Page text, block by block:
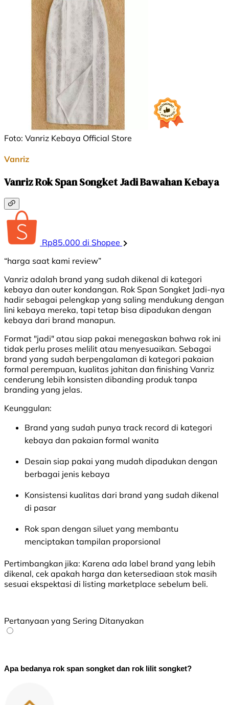
Foto: Vanriz Kebaya Official Store
Vanriz
Vanriz Rok Span Songket Jadi Bawahan Kebaya
Rp85.000 di Shopee
“harga saat kami review”
Vanriz adalah brand yang sudah dikenal di kategori
kebaya dan outer kondangan. Rok Span Songket Jadi-nya
hadir sebagai pelengkap yang saling mendukung dengan
lini kebaya mereka, tapi tetap bisa dipadukan dengan
kebaya dari brand manapun.
Format "jadi" atau siap pakai menegaskan bahwa rok ini
tidak perlu proses melilit atau menyesuaikan. Sebagai
brand yang sudah berpengalaman di kategori pakaian
formal perempuan, kualitas jahitan dan finishing Vanriz
cenderung lebih konsisten dibanding produk tanpa
branding yang jelas.
Keunggulan:
Brand yang sudah punya track record di kategori
kebaya dan pakaian formal wanita
Desain siap pakai yang mudah dipadukan dengan
berbagai jenis kebaya
Konsistensi kualitas dari brand yang sudah dikenal
di pasar
Rok span dengan siluet yang membantu
menciptakan tampilan proporsional
Pertimbangkan jika: Karena ada label brand yang lebih
dikenal, cek apakah harga dan ketersediaan stok masih
sesuai ekspektasi di listing marketplace sebelum beli.
Pertanyaan yang Sering Ditanyakan
Apa bedanya rok span songket dan rok lilit songket?